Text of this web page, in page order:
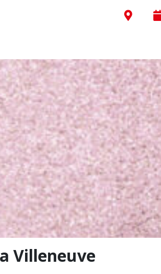
Villeneuve